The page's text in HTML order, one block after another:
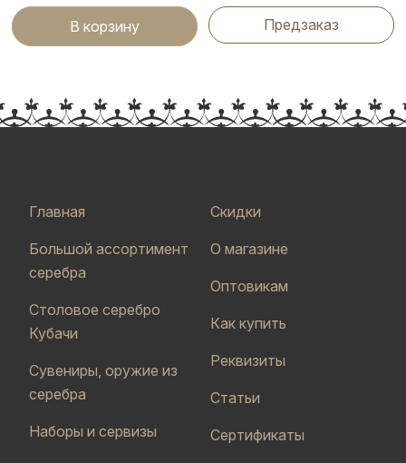
В корзину Предзаказ
Главная
Большой ассортимент
серебра
Столовое серебро
Кубачи
Сувениры, оружие из
серебра
Наборы и сервизы
Скидки
О магазине
Оптовикам
Как купить
Реквизиты
Статьи
Сертификаты